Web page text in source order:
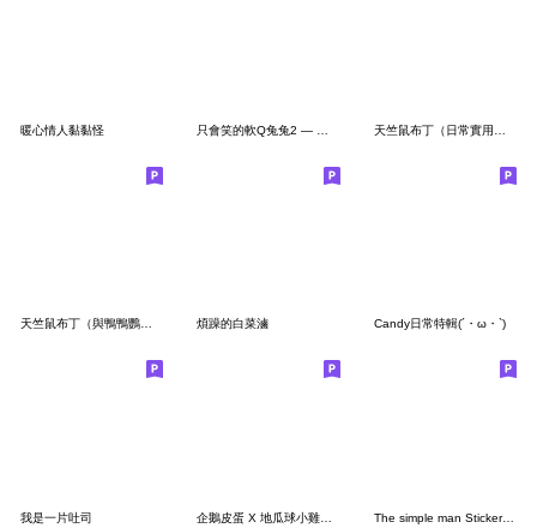
暖心情人黏黏怪
天竺鼠布丁（與鴨鴨鸚鵡海鷗日常篇） 煩躁的白菜滷 Candy日常特輯(´・ω・`)
我是一片吐司 The simple man Sticker(繁体字)